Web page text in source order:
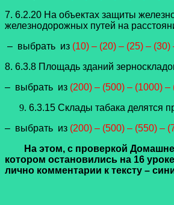
7. 6.2.20 На объектах защиты
железнодорожных путей на
– выбрать из (10) – (20) – (25) – (30)
8. 6.3.8 Площадь зданий
– выбрать из (200) – (500) – (1000)
6.3.15 Склады табака делятся
– выбрать из (200) – (500) – (550) –
На этом, с проверкой
котором остановились на 16
лично комментарии к тексту –